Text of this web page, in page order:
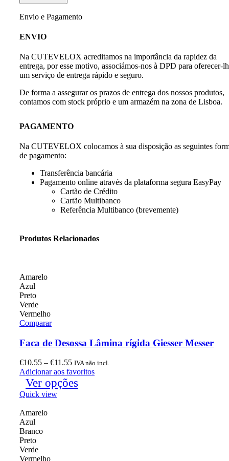
Envio e Pagamento
ENVIO
Na CUTEVELOX acreditamos na importância da rapidez da
entrega, por esse motivo, associámos-nos à DPD para oferecer-
um serviço de entrega rápido e seguro.
De forma a assegurar os prazos de entrega dos nossos produtos,
contamos com stock próprio e um armazém na zona de Lisboa.
PAGAMENTO
Na CUTEVELOX colocamos à sua disposição as seguintes
de pagamento:
Transferência bancária
Pagamento online através da plataforma segura EasyPay
Cartão de Crédito
Cartão Multibanco
Referência Multibanco (brevemente)
Produtos Relacionados
Amarelo
Azul
Preto
Verde
Vermelho
Comparar
Faca de Desossa Lâmina rígida Giesser Messer
€10.55 – €11.55 IVA não incl.
Adicionar aos favoritos
Ver opções
Quick view
Amarelo
Azul
Branco
Preto
Verde
Vermelho